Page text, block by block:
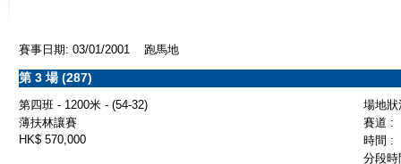
賽事日期: 03/01/2001 跑馬地
第 3 場 (287)
第四班 - 1200米 - (54-32)
場地
薄扶林讓賽
賽道 :
HK$ 570,000
時間 :
分段